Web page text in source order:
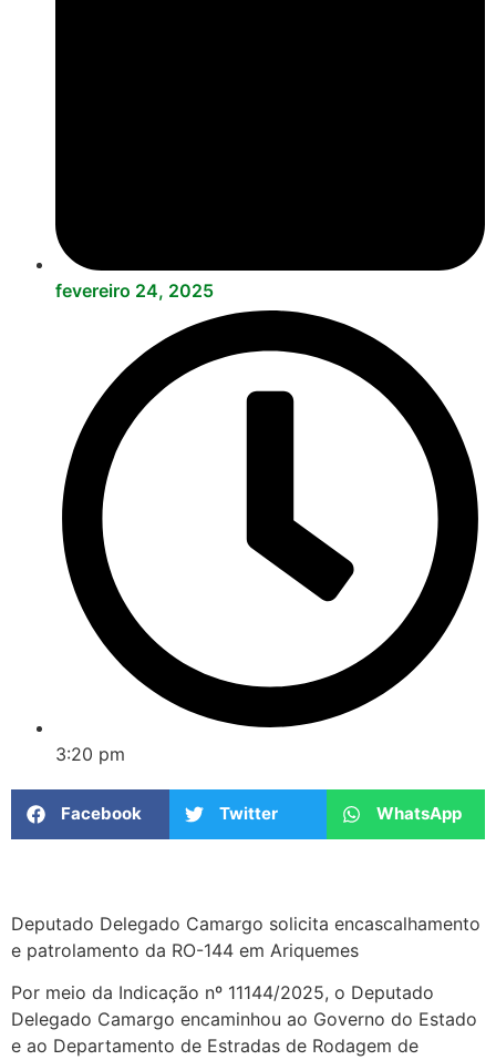
fevereiro 24, 2025
3:20 pm
Facebook Twitter WhatsApp
Deputado Delegado Camargo solicita encascalhamento
e patrolamento da RO-144 em Ariquemes
Por meio da Indicação nº 11144/2025, o Deputado
Delegado Camargo encaminhou ao Governo do Estado
e ao Departamento de Estradas de Rodagem de